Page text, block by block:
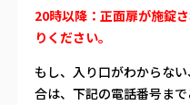
20時以降：正面扉が施錠
りください。
もし、入り口がわからな
合は、下記の電話番号まで